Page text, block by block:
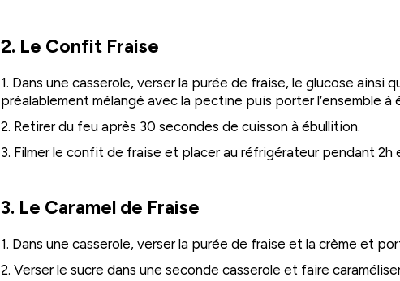
2. Le Confit Fraise
1. Dans une casserole, verser la purée de fraise, le glucose ainsi
préalablement mélangé avec la pectine puis porter l’ensemble à
2. Retirer du feu après 30 secondes de cuisson à ébullition.
3. Filmer le confit de fraise et placer au réfrigérateur pendant 2h
3. Le Caramel de Fraise
1. Dans une casserole, verser la purée de fraise et la crème et
2. Verser le sucre dans une seconde casserole et faire